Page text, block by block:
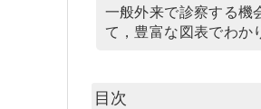
一般外来で診察する機
て，豊富な図表でわか
目次